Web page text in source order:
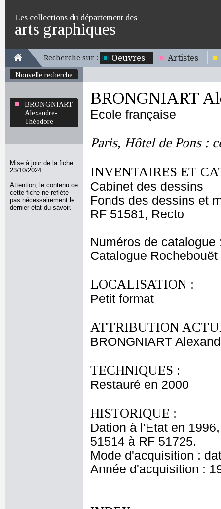
Les collections du département des
arts graphiques
Recherche sur : Oeuvres Artistes
Nouvelle recherche
BRONGNIART
Alexandre-
Théodore
Mise à jour de la fiche
23/10/2024
Attention, le contenu de
cette fiche ne reflète
pas nécessairement le
dernier état du savoir.
BRONGNIART
Ecole française
Paris, Hôtel de Pons :
INVENTAIRES ET
Cabinet des dessins
Fonds des dessins et
RF 51581, Recto
Numéros de catalogue
Catalogue Rochebouët
LOCALISATION :
Petit format
ATTRIBUTION
BRONGNIART
TECHNIQUES :
Restauré en 2000
HISTORIQUE :
Dation à l'Etat en
51514 à RF 51725.
Mode d'acquisition :
Année d'acquisition :